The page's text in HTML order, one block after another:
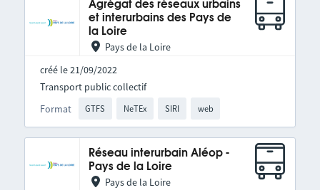
Agrégat des réseaux urbains
et interurbains des Pays de
la Loire
Pays de la Loire
créé le 21/09/2022
Format GTFS NeTEx SIRI web
Transport public collectif
Réseau interurbain Aléop -
Pays de la Loire
Pays de la Loire